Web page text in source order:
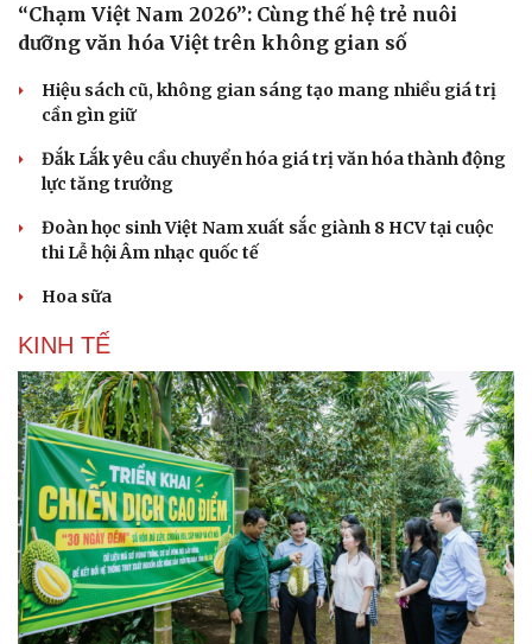
“Chạm Việt Nam 2026”: Cùng thế hệ trẻ nuôi
dưỡng văn hóa Việt trên không gian số
Hiệu sách cũ, không gian sáng tạo mang nhiều giá trị
cần gìn giữ
Đắk Lắk yêu cầu chuyển hóa giá trị văn hóa thành động
lực tăng trưởng
Đoàn học sinh Việt Nam xuất sắc giành 8 HCV tại cuộc
thi Lễ hội Âm nhạc quốc tế
Hoa sữa
KINH TẾ